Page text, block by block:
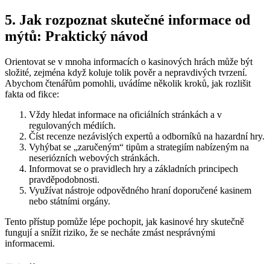
5. Jak rozpoznat skutečné informace od
mýtů: Praktický návod
Orientovat se v mnoha informacích o kasinových hrách může být
složité, zejména když koluje tolik pověr a nepravdivých tvrzení.
Abychom čtenářům pomohli, uvádíme několik kroků, jak rozlišit
fakta od fikce:
Vždy hledat informace na oficiálních stránkách a v
regulovaných médiích.
Číst recenze nezávislých expertů a odborníků na hazardní hry.
Vyhýbat se „zaručeným“ tipům a strategiím nabízeným na
neseriózních webových stránkách.
Informovat se o pravidlech hry a základních principech
pravděpodobnosti.
Využívat nástroje odpovědného hraní doporučené kasinem
nebo státními orgány.
Tento přístup pomůže lépe pochopit, jak kasinové hry skutečně
fungují a snížit riziko, že se necháte zmást nesprávnými
informacemi.